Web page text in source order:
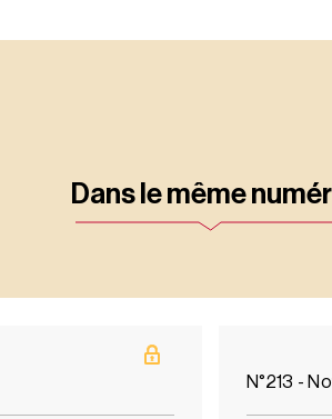
Dans le même
N°213 -